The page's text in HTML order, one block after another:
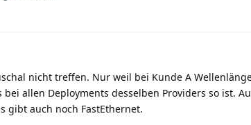
nicht treffen. Nur weil bei Kunde A
allen Deployments desselben Providers so ist.
gibt auch noch FastEthernet.